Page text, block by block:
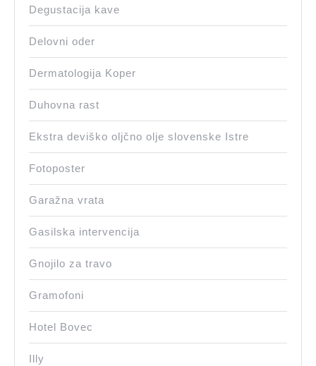
Degustacija kave
Delovni oder
Dermatologija Koper
Duhovna rast
Ekstra deviško oljčno olje slovenske Istre
Fotoposter
Garažna vrata
Gasilska intervencija
Gnojilo za travo
Gramofoni
Hotel Bovec
Illy